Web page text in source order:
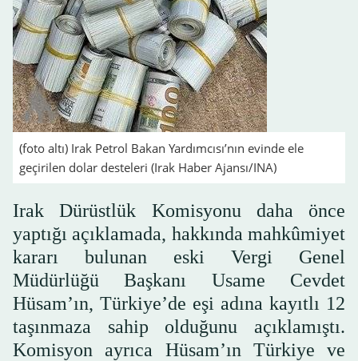
(foto altı) Irak Petrol Bakan Yardımcısı’nın evinde ele
geçirilen dolar desteleri (Irak Haber Ajansı/INA)
Irak Dürüstlük Komisyonu daha önce
yaptığı açıklamada, hakkında mahkûmiyet
kararı bulunan eski Vergi Genel
Müdürlüğü Başkanı Usame Cevdet
Hüsam’ın, Türkiye’de eşi adına kayıtlı 12
taşınmaza sahip olduğunu açıklamıştı.
Komisyon ayrıca Hüsam’ın Türkiye ve